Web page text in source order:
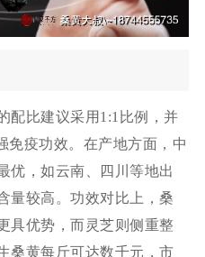
配比建议采用1:1比例，并
免疫功效。在产地方面，中
优，如云南、四川等地出
量较高。功效对比上，桑
具优势，而灵芝则侧重整
桑黄每斤可达数千元，市